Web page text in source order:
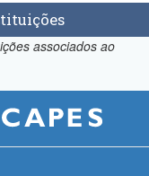
associados ao